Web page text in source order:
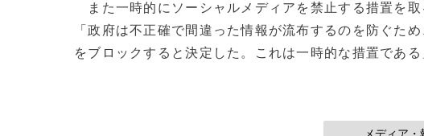
また一時的にソーシャルメディアを禁止する措置を取
「政府は不正確で間違った情報が流布するのを防ぐた
をブロックすると決定した。これは一時的な措置であ